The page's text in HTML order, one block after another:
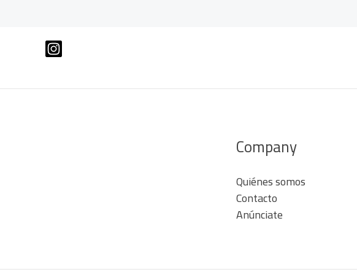
Company
Quiénes somos
Contacto
Anúnciate